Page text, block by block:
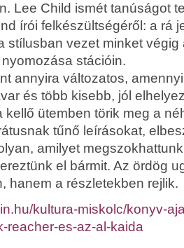
Lee Child ismét tanúságot
írói felkészültségéről: a rá
stílusban vezet minket
stációin.
annyira változatos,
és több kisebb, jól
kellő ütemben törik meg a
tűnő leírásokat,
amilyet
el bármit. Az ördög
hanem a részletekben rejlik.
kultura-miskolc/konyv-
reacher-es-az-al-kaida